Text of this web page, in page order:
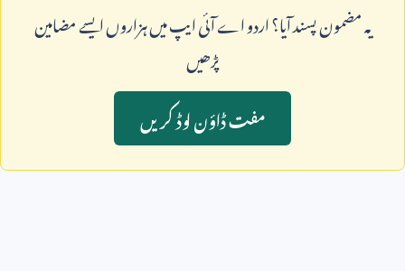
يہ مضمون پسند آيا؟ اردو اے آئی ايپ ميں ہزاروں ايسے مضامين
پڑھيں
مفت ڈاؤن لوڈ کريں